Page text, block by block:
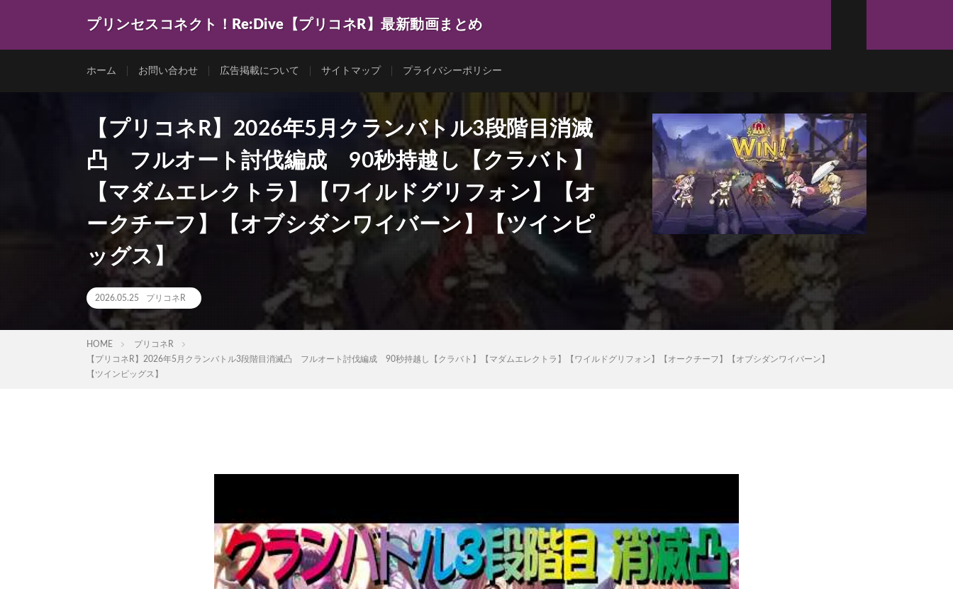
プリンセスコネクト！Re:Dive【プリコネR】最新動画まとめ
ホーム お問い合わせ 広告掲載について サイトマップ プライバシーポリシー
【プリコネR】2026年5月クランバトル3段階目消滅
凸 フルオート討伐編成 90秒持越し【クラバト】
【マダムエレクトラ】【ワイルドグリフォン】【オ
ークチーフ】【オブシダンワイバーン】【ツインピ
ッグス】
2026.05.25 プリコネR
HOME
プリコネR
【プリコネR】2026年5月クランバトル3段階目消滅凸 フルオート討伐編成 90秒持越し【クラバト】【マダムエレクトラ】【ワイルドグリフォン】【オークチーフ】【オブシダンワイバーン】
【ツインピッグス】